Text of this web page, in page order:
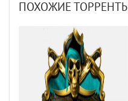
ПОХОЖИЕ ТОРРЕНТЫ